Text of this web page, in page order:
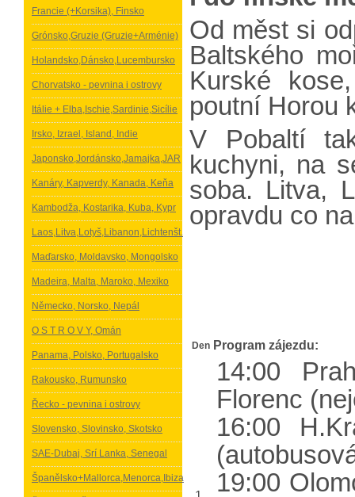
Francie (+Korsika), Finsko
Grónsko,Gruzie (Gruzie+Arménie)
Holandsko,Dánsko,Lucembursko
Chorvatsko - pevnina i ostrovy
Itálie + Elba,Ischie,Sardinie,Sicílie
Irsko, Izrael, Island, Indie
Japonsko,Jordánsko,Jamajka,JAR
Kanáry, Kapverdy, Kanada, Keňa
Kambodža, Kostarika, Kuba, Kypr
Laos,Litva,Lotyš,Libanon,Lichtenšt.
Maďarsko, Moldavsko, Mongolsko
Madeira, Malta, Maroko, Mexiko
Německo, Norsko, Nepál
O S T R O V Y, Omán
Panama, Polsko, Portugalsko
Rakousko, Rumunsko
Řecko - pevnina i ostrovy
Slovensko, Slovinsko, Skotsko
SAE-Dubaj, Srí Lanka, Senegal
Španělsko+Mallorca,Menorca,Ibiza
Od měst si
Baltského
Kurské
poutní Horou
V Pobaltí
kuchyni, na
soba. Litva,
opravdu co
Den Program zájezdu:
14:00
Florenc
16:00
19:00